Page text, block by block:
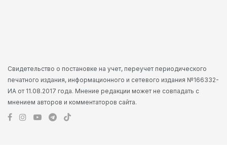
Свидетельство о постановке на учет, переучет периодического
печатного издания, информационного и сетевого издания №166332-
ИА от 11.08.2017 года. Мнение редакции может не совпадать с
мнением авторов и комментаторов сайта.